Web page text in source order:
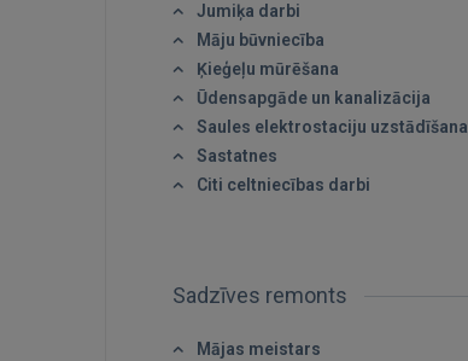
Jumiķa darbi
Māju būvniecība
Ķieģeļu mūrēšana
Ūdensapgāde un kanalizācija
Saules elektrostaciju uzstādīšana
Sastatnes
Citi celtniecības darbi
Sadzīves remonts
Mājas meistars